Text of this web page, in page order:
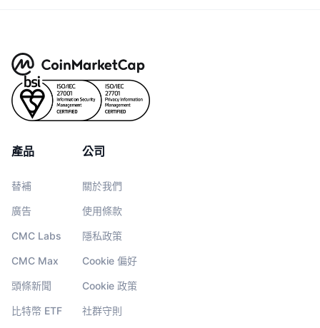
產品
替補
廣告
CMC Labs
CMC Max
頭條新聞
比特幣 ETF
公司
關於我們
使用條款
隱私政策
Cookie 偏好
Cookie 政策
社群守則